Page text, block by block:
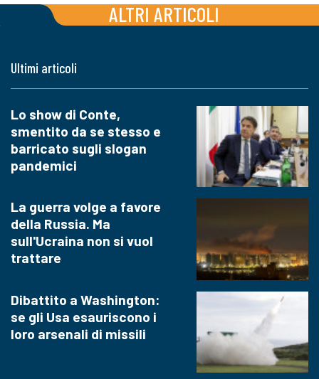
ALTRI ARTICOLI
Ultimi articoli
Lo show di Conte,
smentito da se stesso e
barricato sugli slogan
pandemici
La guerra volge a favore
della Russia. Ma
sull'Ucraina non si vuol
trattare
Dibattito a Washington:
se gli Usa esauriscono i
loro arsenali di missili